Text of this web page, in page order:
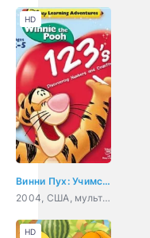
Винни Пух: Учимся считать
2004, США, мультфильм, короткометражка
HD
HD